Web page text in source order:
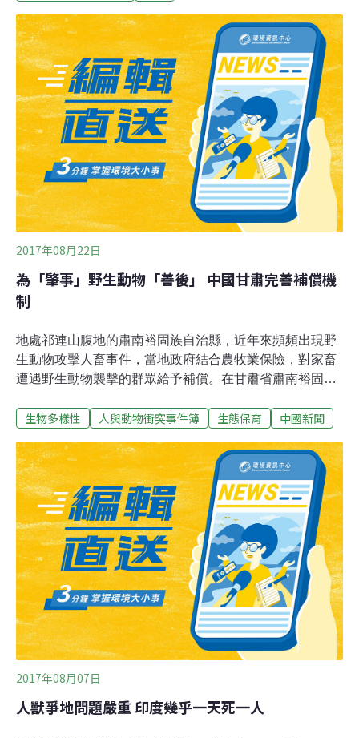
間趕到現場，確認是一隻石虎。特生中心哺乳類研究室助
理研究員林育秀說，這隻遭路殺的石虎屍體已腫脹且傷口
都是蛆，為公的亞成體，體重約3公斤；這季節是亞成體
拓展領域時期，因此接連有3起都是公的亞成體被車輛撞
擊，分別發生在南投縣、苗栗縣、彰化縣。彰化縣政府農
業處副處長郭至善說，根據一名任職農業處25年的野生動
物保育員工作紀錄，近25年不曾接獲關於石虎出沒確切紀
錄，「再往前推到30年或40年，其實也無可考據，」也希
望民眾共同保育石虎，若發現可通報農業處
2017年08月22日
為「肇事」野生動物「善後」 中國甘肅完善補償機
制
地處祁連山腹地的肅南裕固族自治縣，近年來頻頻出現野
生動物攻擊人畜事件，當地政府結合農牧業保險，對家畜
遭遇野生動物襲擊的群眾給予補償。在甘肅省肅南裕固族
白皮書的雪豹，這些野生動物近年來頻繁出現在牧區。據
動物襲擊家畜的事件，直接經濟損失達人民幣24萬5000元
（約新台幣110萬元）。一邊是受保護的動物，一邊是蒙
受損失的牧民，肅南縣政府針對家畜遭遇野生動物襲擊的
牧民制定了補償標準，並建立農牧業保險機制。肅南縣環
境保護和林業局工作人員表示，除了建立損失補償機制，
肅南縣也動員牧民群眾加強管理、防範，防止意外再次發
生，讓以肅南為家的野生動物和當地牧民成為互不干擾的
「好鄰居」。
生物多樣性 人與動物衝突事件簿 生態保育 中國新聞
2017年08月07日
人獸爭地問題嚴重 印度幾乎一天死一人